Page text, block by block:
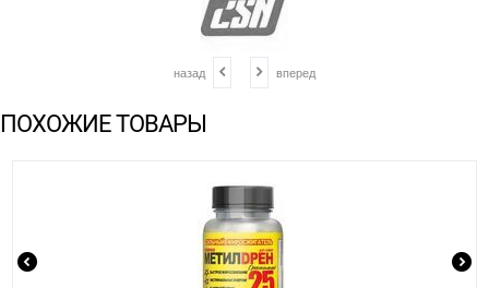
назад вперед
ПОХОЖИЕ ТОВАРЫ